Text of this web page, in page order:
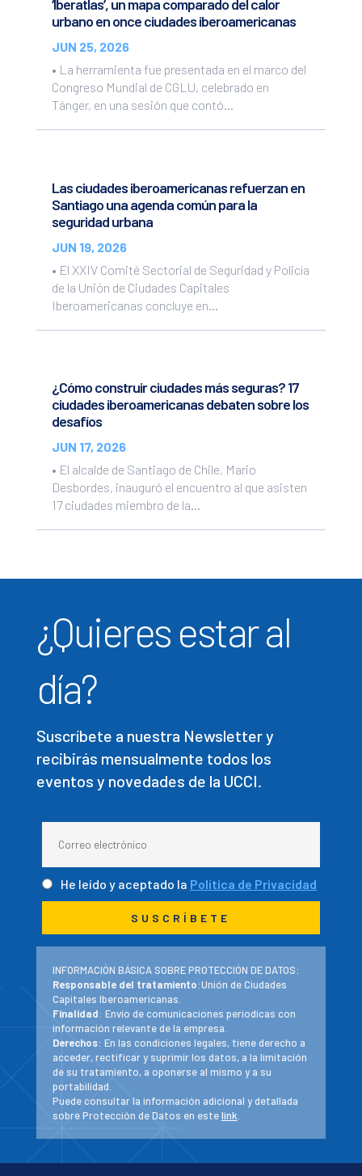
‘Iberatlas’, un mapa comparado del calor
urbano en once ciudades iberoamericanas
JUN 25, 2026
• La herramienta fue presentada en el marco del
Congreso Mundial de CGLU, celebrado en
Tánger, en una sesión que contó...
Las ciudades iberoamericanas refuerzan en
Santiago una agenda común para la
seguridad urbana
JUN 19, 2026
• El XXIV Comité Sectorial de Seguridad y Policía
de la Unión de Ciudades Capitales
Iberoamericanas concluye en...
¿Cómo construir ciudades más seguras? 17
ciudades iberoamericanas debaten sobre los
desafíos
JUN 17, 2026
• El alcalde de Santiago de Chile, Mario
Desbordes, inauguró el encuentro al que asisten
17 ciudades miembro de la...
¿Quieres estar al
día?
Suscríbete a nuestra Newsletter y
recibirás mensualmente todos los
eventos y novedades de la UCCI.
He leído y aceptado la Política de Privacidad
INFORMACIÓN BÁSICA SOBRE PROTECCIÓN DE DATOS:
Responsable del tratamiento:Unión de Ciudades
Capitales Iberoamericanas.
Finalidad: Envío de comunicaciones periodicas con
información relevante de la empresa.
Derechos: En las condiciones legales, tiene derecho a
acceder, rectificar y suprimir los datos, a la limitación
de su tratamiento, a oponerse al mismo y a su
portabilidad.
Puede consultar la información adicional y detallada
sobre Protección de Datos en estelink